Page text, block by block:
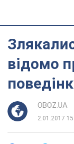
відомо
OBOZ.UA
2.01.2017